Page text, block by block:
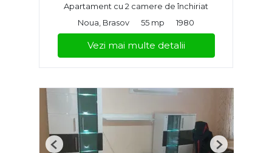
Apartament cu 2 camere de închiriat
Noua, Brasov
55 mp 1980
Vezi mai multe detalii
Previous Next